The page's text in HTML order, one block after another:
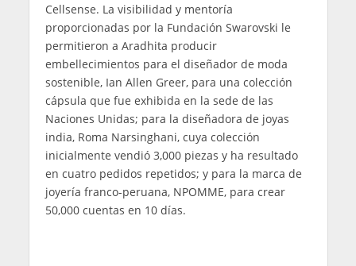
Cellsense. La visibilidad y mentoría
proporcionadas por la Fundación Swarovski le
permitieron a Aradhita producir
embellecimientos para el diseñador de moda
sostenible, Ian Allen Greer, para una colección
cápsula que fue exhibida en la sede de las
Naciones Unidas; para la diseñadora de joyas
india, Roma Narsinghani, cuya colección
inicialmente vendió 3,000 piezas y ha resultado
en cuatro pedidos repetidos; y para la marca de
joyería franco-peruana, NPOMME, para crear
50,000 cuentas en 10 días.